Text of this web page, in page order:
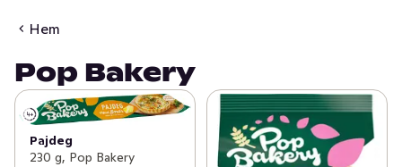
Hem
Pop Bakery
Pajdeg
230 g, Pop Bakery